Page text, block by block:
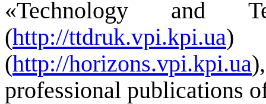
«Technology and
(http://ttdruk.vpi.kpi.ua)
(http://horizons.vpi.kpi.ua
professional publications